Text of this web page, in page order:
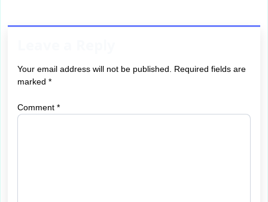
Your email address will not be published.
Required fields are
marked *
Comment *